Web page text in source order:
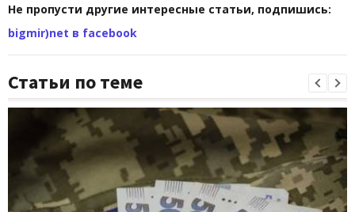
Не пропусти другие интересные статьи, подпишись:
bigmir)net в facebook
Статьи по теме